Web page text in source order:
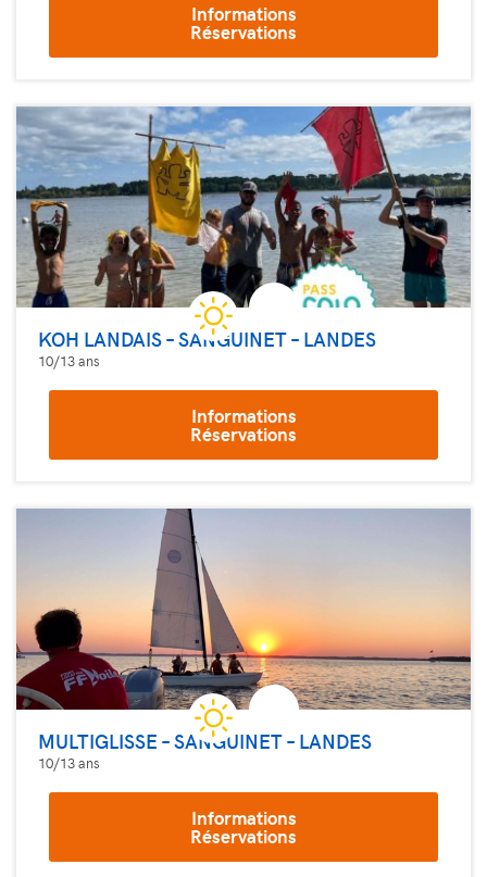
Informations
Réservations
KOH LANDAIS – SANGUINET – LANDES
10/13 ans
Informations
Réservations
MULTIGLISSE – SANGUINET – LANDES
10/13 ans
Informations
Réservations